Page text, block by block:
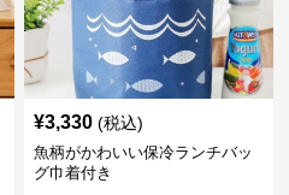
¥3,330 (税込)
魚柄がかわいい保冷ランチバッ
グ巾着付き